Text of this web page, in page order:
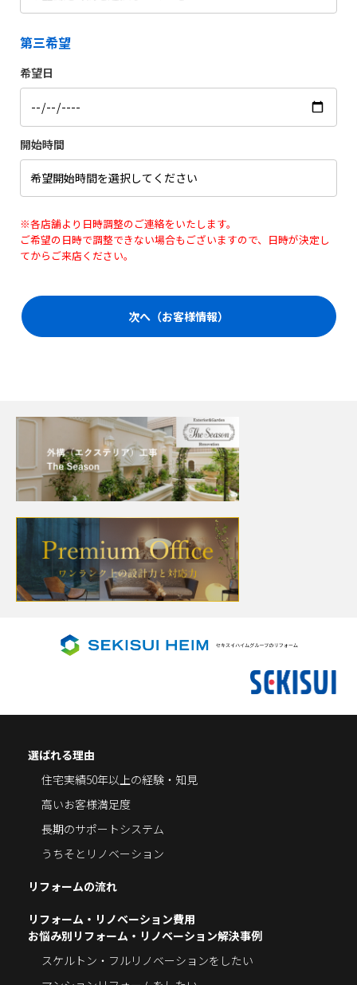
第三希望
希望日
開始時間
※各店舗より日時調整のご連絡をいたします。
ご希望の日時で調整できない場合もございますので、日時が決定し
てからご来店ください。
次へ（お客様情報）
選ばれる理由
住宅実績50年以上の経験・知見
高いお客様満足度
長期のサポートシステム
うちそとリノベーション
リフォームの流れ
リフォーム・リノベーション費用
お悩み別リフォーム・リノベーション解決事例
スケルトン・フルリノベーションをしたい